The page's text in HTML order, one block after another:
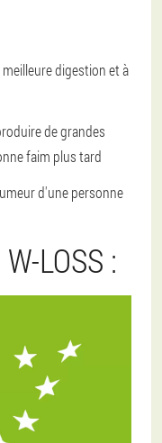
digestion et à
de grandes
faim plus tard
d'une personne
LOSS :